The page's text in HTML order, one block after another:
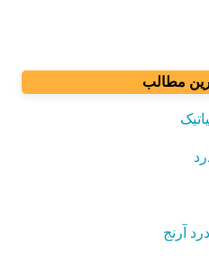
مطالب
آرنج